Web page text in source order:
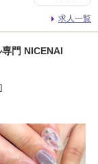
求人一覧
門 NICENAI